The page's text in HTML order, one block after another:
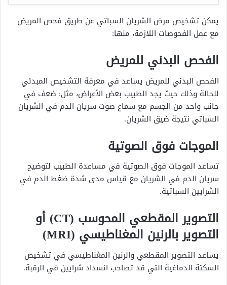
يمكن تشخيص مرض الشريان السباتي عن طريق فحص المريض
مع عمل الفحوصات اللازمة، منها:
الفحص البدني للمريض
الفحص البدني للمريض يساعد في معرفة التشخيص المبدئي
للحالة وذلك حيث يجد الطبيب بعض الأعراض، مثل: ضعف في
جانب واحد من الجسم مع سماع صوت سريان الدم في الشريان
السباتي نتيجة ضيق الشريان.
الموجات فوق الصوتية
تساعد الموجات فوق الصوتية في مساعدة الطبيب لتوضيح
سريان الدم في الشريان مع قياس مدى شدة ضغط الدم في
الشرايين السباتية.
التصوير المقطعي المحوسب (CT) أو
التصوير بالرنين المغناطيسي (MRI)
يساعد التصوير المقطعي والرنين المغناطيسي في تشخيص
السكتة الدماغية التي قد تصاحب انسداد شرايين في الرقبة.